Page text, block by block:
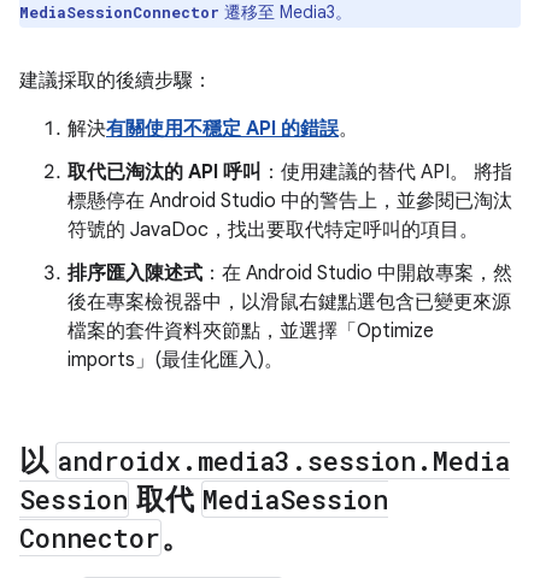
MediaSessionConnector 遷移至 Media3。
建議採取的後續步驟：
解決有關使用不穩定 API 的錯誤。
取代已淘汰的 API 呼叫 ：使用建議的替代 API。 將指
標懸停在 Android Studio 中的警告上，並參閱已淘汰
符號的 JavaDoc，找出要取代特定呼叫的項目。
排序匯入陳述式 ：在 Android Studio 中開啟專案，然
後在專案檢視器中，以滑鼠右鍵點選包含已變更來源
檔案的套件資料夾節點，並選擇「Optimize
imports」(最佳化匯入)。
以 androidx . media3 . session . Media
Session 取代 MediaSession
Connector。